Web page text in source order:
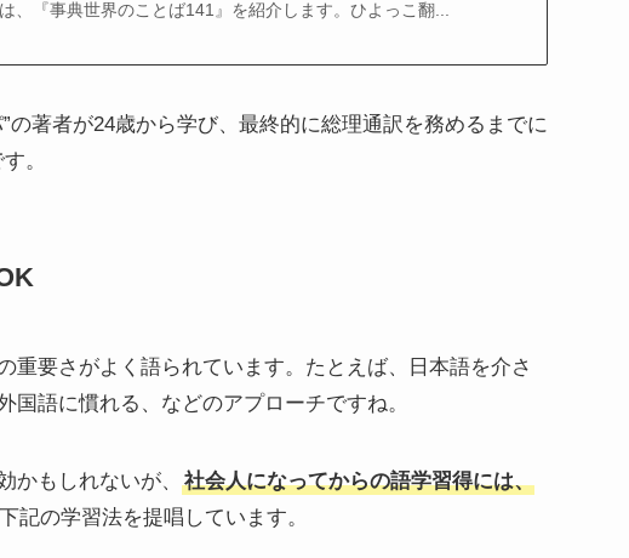
、『事典世界のことば141』を紹介します。ひよっこ翻...
著者が24歳から学び、最終的に総理通訳を務めるまでに
。
重要さがよく語られています。たとえば、日本語を介さ
語に慣れる、などのアプローチですね。
かもしれないが、
社会人になってからの語学習得には、
記の学習法を提唱しています。